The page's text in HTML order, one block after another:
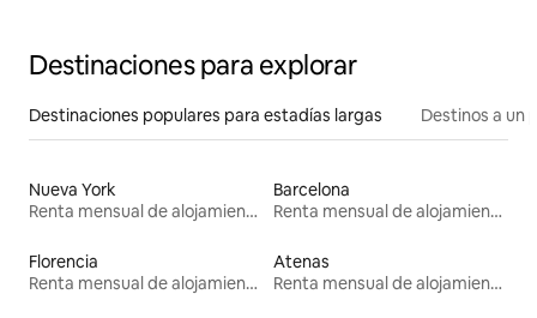
Destinaciones para explorar
Destinaciones populares para estadías largas Destinos a un
Nueva York
Renta mensual de alojamientos
Barcelona
Renta mensual de alojamientos
Florencia
Renta mensual de alojamientos
Atenas
Renta mensual de alojamientos